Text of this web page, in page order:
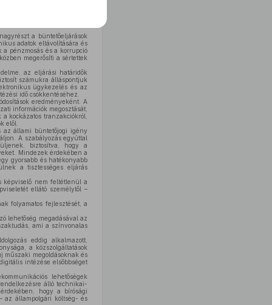
a büntetőeljárások
adatok eltávolítására és
pénzmosás és a korrupció
megerősíti a sértettek
az eljárási határidők
számukra álláspontjuk
ügykezelés és az
idő csökkentéséhez.
eredményeként. A
információk megosztását,
kockázatos tranzakciókról,
elől.
az állami büntetőjogi igény
A szabályozás egyúttal
biztosítva, hogy a
Mindezek érdekében a
gyorsabb és hatékonyabb
a tisztességes eljárás
képviselő nem feltétlenül a
ellátó személytől –
folyamatos fejlesztését, a
lehetőség megadásával az
ami a színvonalas
eddig alkalmazott,
a közszolgáltatások
műszaki megoldásoknak és
intézése elsőbbséget
lehetőségek
álló technikai-
hogy a bírósági
az állampolgári költség- és